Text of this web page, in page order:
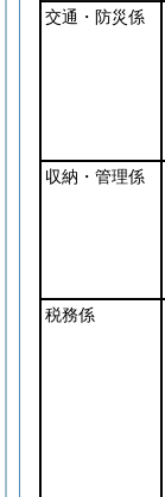
交通・防災係
収納・管理係
税務係